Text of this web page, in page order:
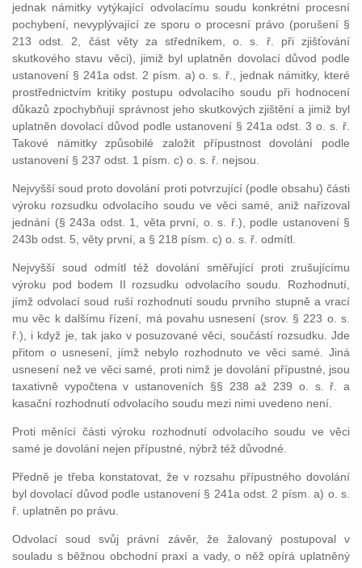
jednak námitky vytýkající odvolacímu soudu konkrétní procesní
pochybení, nevyplývající ze sporu o procesní právo (porušení §
213 odst. 2, část věty za středníkem, o. s. ř. při zjišťování
skutkového stavu věci), jimiž byl uplatněn dovolací důvod podle
ustanovení § 241a odst. 2 písm. a) o. s. ř., jednak námitky, které
prostřednictvím kritiky postupu odvolacího soudu při hodnocení
důkazů zpochybňují správnost jeho skutkových zjištění a jimiž byl
uplatněn dovolací důvod podle ustanovení § 241a odst. 3 o. s. ř.
Takové námitky způsobilé založit přípustnost dovolání podle
ustanovení § 237 odst. 1 písm. c) o. s. ř. nejsou.
Nejvyšší soud proto dovolání proti potvrzující (podle obsahu) části
výroku rozsudku odvolacího soudu ve věci samé, aniž nařizoval
jednání (§ 243a odst. 1, věta první, o. s. ř.), podle ustanovení §
243b odst. 5, věty první, a § 218 písm. c) o. s. ř. odmítl.
Nejvyšší soud odmítl též dovolání směřující proti zrušujícímu
výroku pod bodem II rozsudku odvolacího soudu. Rozhodnutí,
jímž odvolací soud ruší rozhodnutí soudu prvního stupně a vrací
mu věc k dalšímu řízení, má povahu usnesení (srov. § 223 o. s.
ř.), i když je, tak jako v posuzované věci, součástí rozsudku. Jde
přitom o usnesení, jímž nebylo rozhodnuto ve věci samé. Jiná
usnesení než ve věci samé, proti nimž je dovolání přípustné, jsou
taxativně vypočtena v ustanoveních §§ 238 až 239 o. s. ř. a
kasační rozhodnutí odvolacího soudu mezi nimi uvedeno není.
Proti měnící části výroku rozhodnutí odvolacího soudu ve věci
samé je dovolání nejen přípustné, nýbrž též důvodné.
Předně je třeba konstatovat, že v rozsahu přípustného dovolání
byl dovolací důvod podle ustanovení § 241a odst. 2 písm. a) o. s.
ř. uplatněn po právu.
Odvolací soud svůj právní závěr, že žalovaný postupoval v
souladu s běžnou obchodní praxí a vady, o něž opírá uplatněný